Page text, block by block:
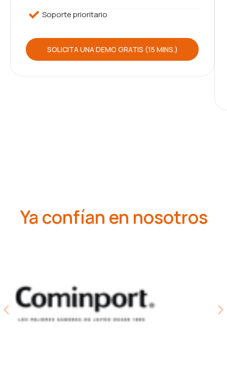
Soporte prioritario
SOLICITA UNA DEMO GRATIS (15 MINS.)
Ya confían en nosotros